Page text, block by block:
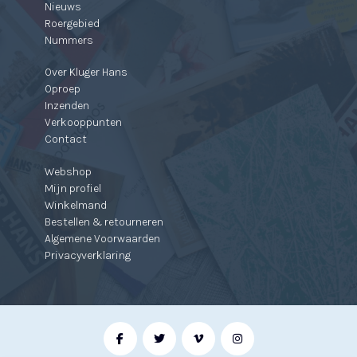
Nieuws
Roergebied
Nummers
Over Kluger Hans
Oproep
Inzenden
Verkooppunten
Contact
Webshop
Mijn profiel
Winkelmand
Bestellen & retourneren
Algemene Voorwaarden
Privacyverklaring